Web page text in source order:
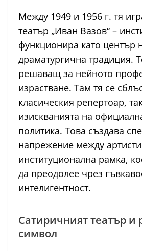
Между 1949 и 1956 г. тя
театър „Иван Вазов“ –
функционира като център
драматургична традиция.
решаващ за нейното
израстване. Там тя се
класическия репертоар,
изискванията на
политика. Това създава
напрежение между
институционална рамка,
да преодолее чрез
интелигентност.
Сатиричният театър и
символ